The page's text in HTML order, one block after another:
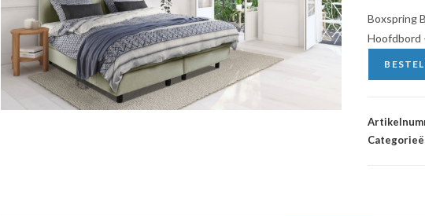
Boxspring
Hoofdbord